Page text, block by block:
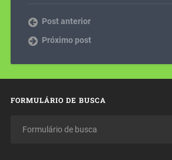
Post anterior
Próximo post
FORMULÁRIO DE BUSCA